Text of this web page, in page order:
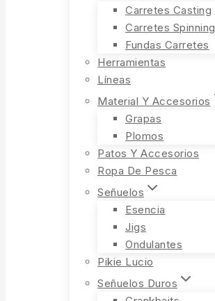
Carretes Casting
Carretes Spinning
Fundas Carretes
Herramientas
Líneas
Material Y Accesorios
Grapas
Plomos
Patos Y Accesorios
Ropa De Pesca
Señuelos
Esencia
Jigs
Ondulantes
Pikie Lucio
Señuelos Duros